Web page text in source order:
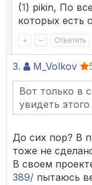
(1) pikin, По
которых есть
+ – Ответить
3. M_Volkov
Вот только в
увидеть этого
До сих пор? В
тоже не
В своем
389/ пытаюсь